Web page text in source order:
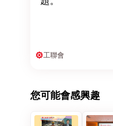
工聯會
您可能會感興趣